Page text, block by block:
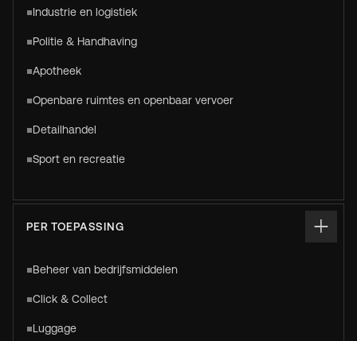
Industrie en logistiek
Politie & Handhaving
Apotheek
Openbare ruimtes en openbaar vervoer
Detailhandel
Sport en recreatie
PER TOEPASSING
Beheer van bedrijfsmiddelen
Click & Collect
Luggage